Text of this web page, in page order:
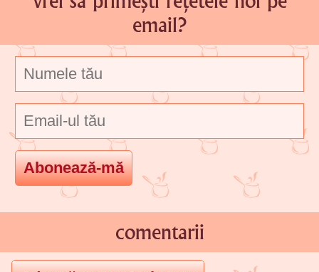
email?
comentarii